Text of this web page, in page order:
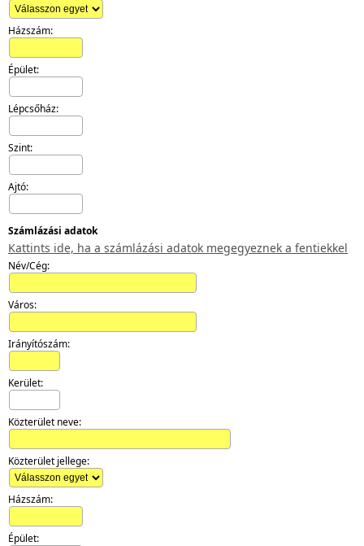
Házszám:
Épület:
Lépcsőház:
Szint:
Ajtó:
Számlázási adatok
Kattints ide, ha a számlázási adatok megegyeznek a fentiekkel
Név/Cég:
Város:
Irányítószám:
Kerület:
Közterület neve:
Közterület jellege:
Házszám:
Épület: